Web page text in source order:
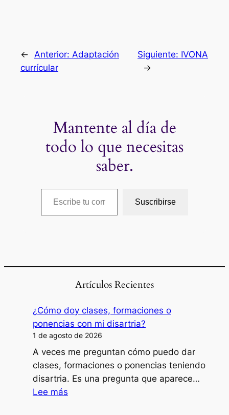
← Anterior: Adaptación
currícular
Siguiente: IVONA
→
Mantente al día de
todo lo que necesitas
saber.
Escribe tu correo electrónico…
Suscribirse
Artículos Recientes
¿Cómo doy clases, formaciones o
ponencias con mi disartria?
1 de agosto de 2026
A veces me preguntan cómo puedo dar
clases, formaciones o ponencias teniendo
disartria. Es una pregunta que aparece…
Lee más